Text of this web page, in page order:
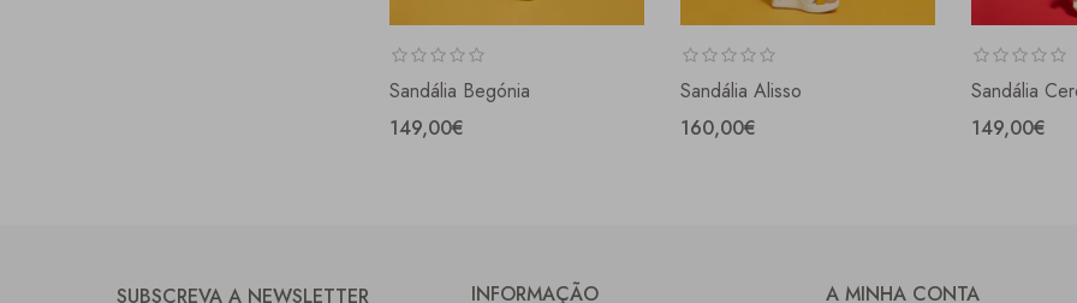
Sandália Begónia
149,00€
Sandália Alisso
160,00€
Sandália
149,00€
SUBSCREVA A NEWSLETTER INFORMAÇÃO A MINHA CONTA